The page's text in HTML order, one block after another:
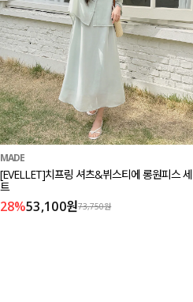
MADE
[EVELLET]치프링 셔츠&뷔스티에 롱원피스 세
트
28%53,100원73,750원